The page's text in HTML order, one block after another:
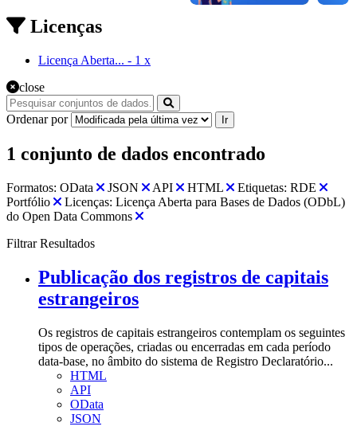
Licenças
Licença Aberta... - 1 x
close
Ordenar por Ir
1 conjunto de dados encontrado
Formatos: OData JSON API HTML Etiquetas: RDE
Portfólio
Licenças: Licença Aberta para Bases de Dados (ODbL)
do Open Data Commons
Filtrar Resultados
Publicação dos registros de capitais
estrangeiros
Os registros de capitais estrangeiros contemplam os seguintes
tipos de operações, criadas ou encerradas em cada período
data-base, no âmbito do sistema de Registro Declaratório...
HTML
API
OData
JSON